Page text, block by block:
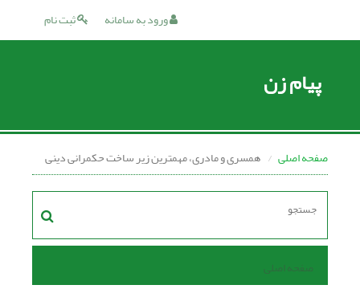
ثبت نام ورود به سامانه
پیام زن
صفحه اصلی همسری و مادری، مهمترین زیر ساخت حکمرانی دینی
صفحه اصلی